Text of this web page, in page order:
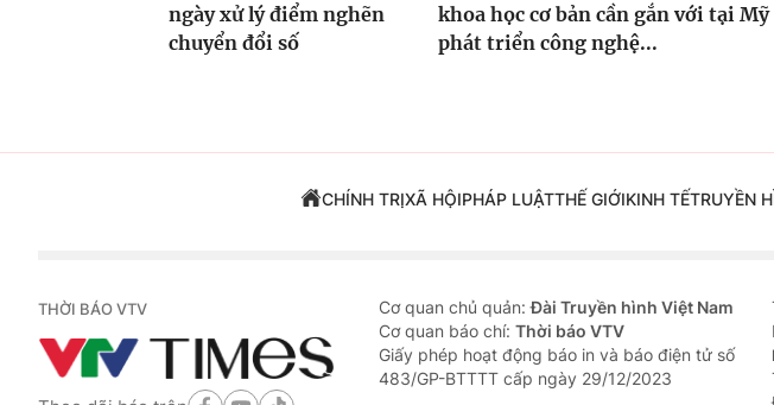
ngày xử lý điểm nghẽn
chuyển đổi số
khoa học cơ bản cần gắn với
phát triển công nghệ...
tại Mỹ
CHÍNH TRỊXÃ HỘIPHÁP LUẬTTHẾ GIỚIKINH TẾTRUYỀN
THỜI BÁO VTV Cơ quan chủ quản:Đài Truyền hình Việt Nam
Cơ quan báo chí: Thời báo VTV
Giấy phép hoạt động báo in và báo điện tử số
483/GP-BTTTT cấp ngày 29/12/2023